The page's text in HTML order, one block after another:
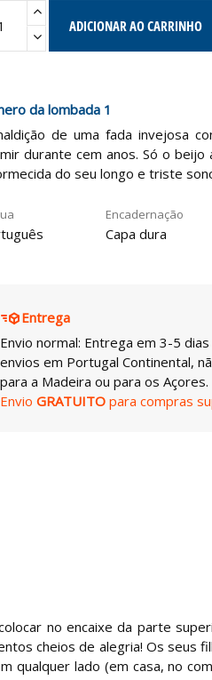
ADICIONAR AO CARRINHO
da lombada 1
de uma fada invejosa
durante cem anos. Só o
do seu longo e triste
Encadernação
Capa dura
Entrega
Envio normal: Entrega em 3-5
envios em Portugal Continental,
para a Madeira ou para os Açores.
Envio GRATUITOpara compras
no encaixe da parte
cheios de alegria! Os seus
qualquer lado (em casa, no